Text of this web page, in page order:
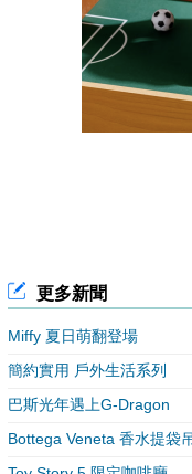
更多新聞
Miffy 夏日萌翻登場
簡約實用 戶外生活系列
巴斯光年遇上G-Dragon
Bottega Veneta 香水提袋